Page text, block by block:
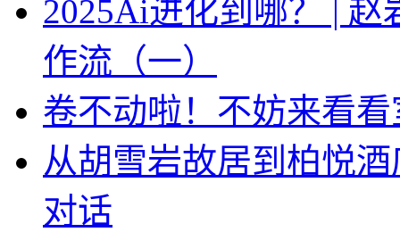
2025Ai进化到哪？ |
作流（一）
卷不动啦！不妨来看
从胡雪岩故居到柏悦
对话